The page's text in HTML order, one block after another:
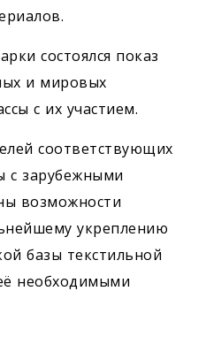
состоялся показ
и мировых
с их участием.
соответствующих
с зарубежными
возможности
укреплению
базы текстильной
необходимыми